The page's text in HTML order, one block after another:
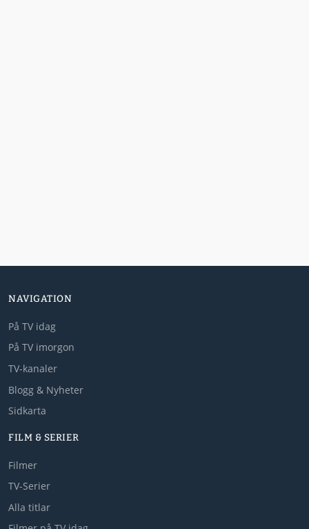
NAVIGATION
På TV idag
På TV imorgon
TV-kanaler
Blogg & Nyheter
Sidkarta
FILM & SERIER
Filmer
TV-Serier
Alla titlar